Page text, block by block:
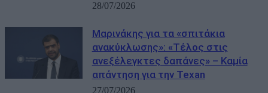
28/07/2026
Μαρινάκης για τα «σπιτάκια
ανακύκλωσης»: «Τέλος στις
ανεξέλεγκτες δαπάνες» – Καμία
απάντηση για την Texan
27/07/2026